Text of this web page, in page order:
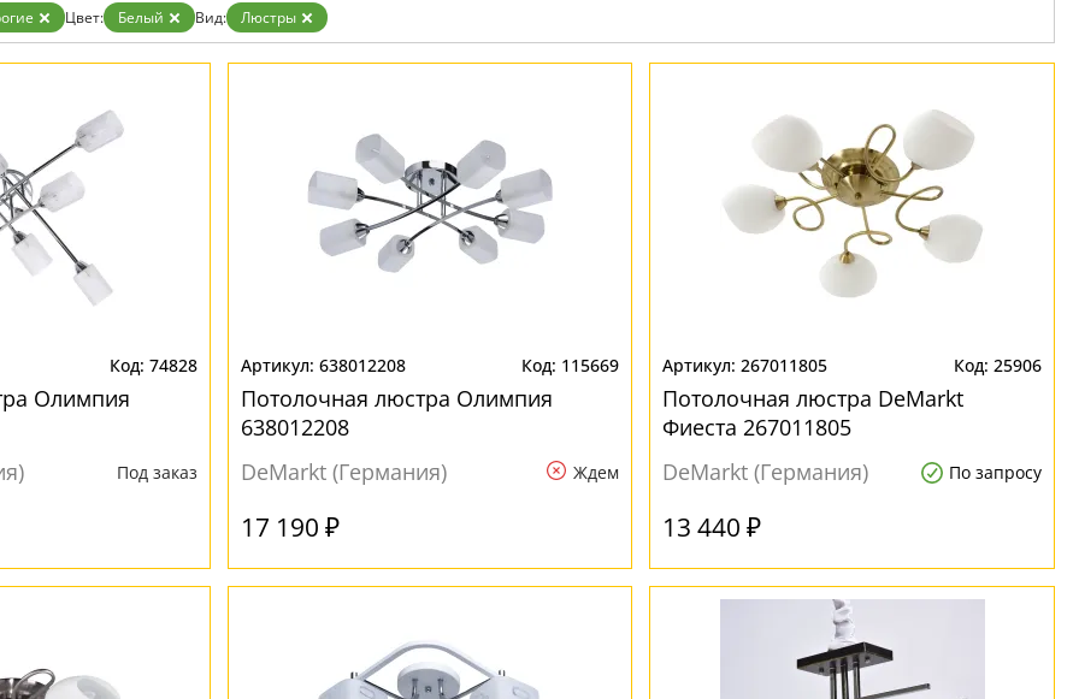
Бронза
Золото
Прозрачные
Цвет: Белый Вид: Люстры
74828
Олимпия
Под заказ
638012208 115669
Потолочная люстра Олимпия
638012208
DeMarkt (Германия)
Ждем
17 190 ₽
267011805 25906
Потолочная люстра DeMarkt
Фиеста 267011805
DeMarkt (Германия)
По запросу
13 440 ₽